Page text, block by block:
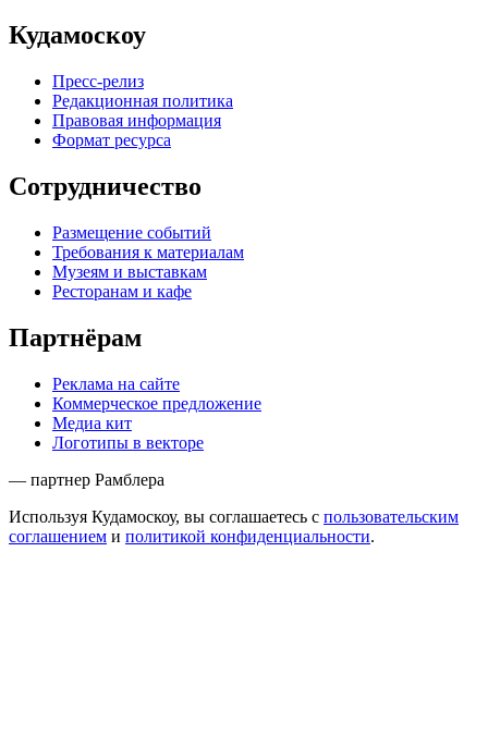
Кудамоскоу
Пресс-релиз
Редакционная политика
Правовая информация
Формат ресурса
Сотрудничество
Размещение событий
Требования к материалам
Музеям и выставкам
Ресторанам и кафе
Партнёрам
Реклама на сайте
Коммерческое предложение
Медиа кит
Логотипы в векторе
— партнер Рамблера
Используя Кудамоскоу, вы соглашаетесь с пользовательским
соглашением и политикой конфиденциальности.